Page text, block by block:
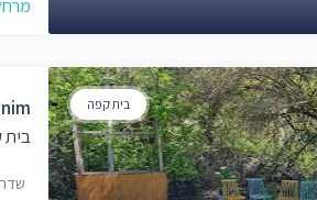
מרחק
בית קפה
בית
שדרות